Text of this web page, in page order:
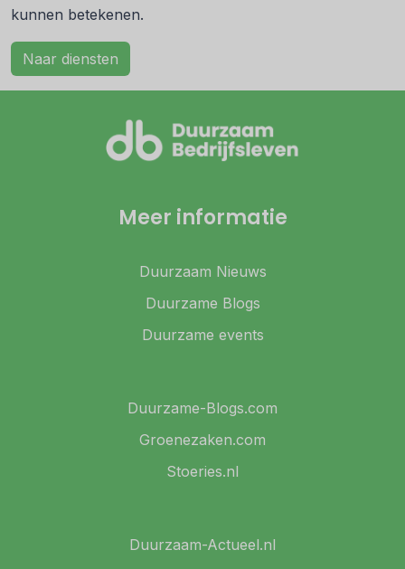
kunnen betekenen.
Naar diensten
Meer informatie
Duurzaam Nieuws
Duurzame Blogs
Duurzame events
Duurzame-Blogs.com
Groenezaken.com
Stoeries.nl
Duurzaam-Actueel.nl